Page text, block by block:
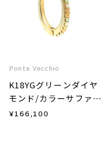
Ponte Vecchio
K18YGグリーンダイヤ
モンド/カラーサファイ
ア/ダイヤモンドイヤー
¥166,100